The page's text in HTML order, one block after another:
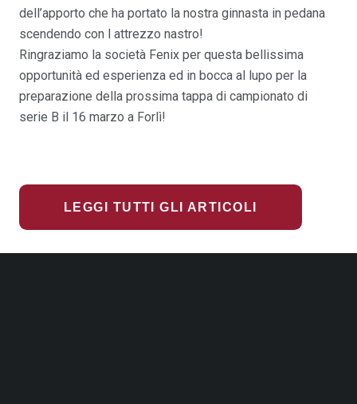
dell’apporto che ha portato la nostra ginnasta in pedana
scendendo con l attrezzo nastro!
Ringraziamo la società Fenix per questa bellissima
opportunità ed esperienza ed in bocca al lupo per la
preparazione della prossima tappa di campionato di
serie B il 16 marzo a Forlì!
LEGGI TUTTI GLI ARTICOLI